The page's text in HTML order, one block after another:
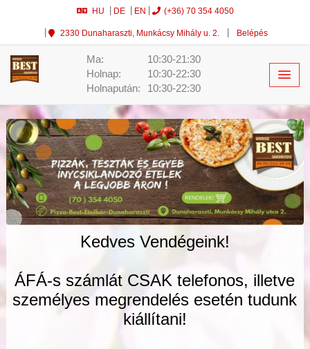
HU DE EN (+36) 70 354 4050
2330 Dunaharaszti, Munkácsy Mihály u. 2. Belépés
Ma:
10:30-21:30
Holnap:
10:30-22:30
Holnapután:
10:30-22:30
Kedves Vendégeink!
ÁFÁ-s számlát CSAK telefonos, illetve
személyes megrendelés esetén tudunk
kiállítani!